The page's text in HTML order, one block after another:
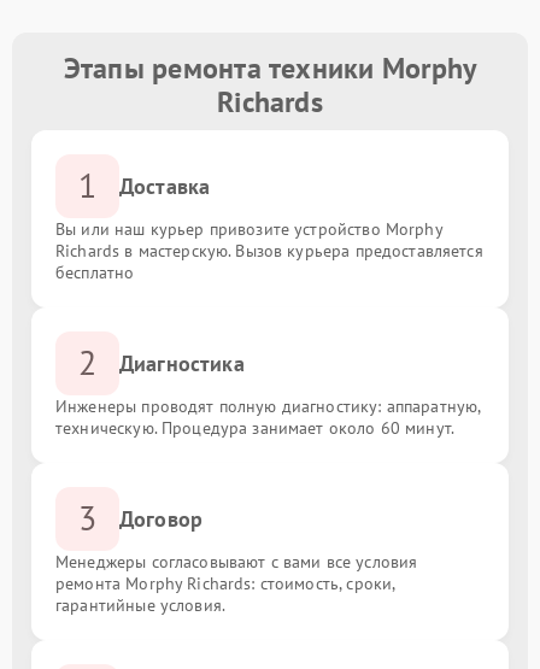
Этапы ремонта техники Morphy
Richards
1 Доставка
Вы или наш курьер привозите устройство Morphy
Richards в мастерскую. Вызов курьера предоставляется
бесплатно
2 Диагностика
Инженеры проводят полную диагностику: аппаратную,
техническую. Процедура занимает около 60 минут.
3 Договор
Менеджеры согласовывают с вами все условия
ремонта Morphy Richards: стоимость, сроки,
гарантийные условия.